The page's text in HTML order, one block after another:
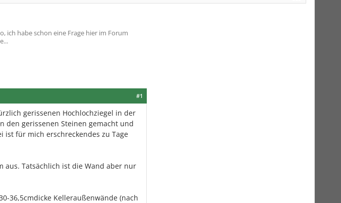
ich habe schon eine Frage hier im Forum
#1
gerissenen Hochlochziegel in der
den gerissenen Steinen gemacht und
ist für mich erschreckendes zu Tage
aus. Tatsächlich ist die Wand aber nur
36,5cmdicke Kelleraußenwände (nach